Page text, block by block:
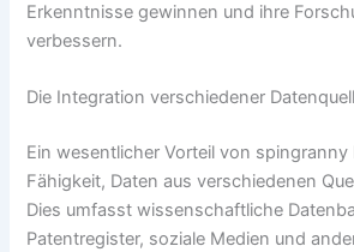
Erkenntnisse gewinnen und ihre
verbessern.
Die Integration verschiedener
Ein wesentlicher Vorteil von spingranny
Fähigkeit, Daten aus verschiedenen
Dies umfasst wissenschaftliche
Patentregister, soziale Medien und